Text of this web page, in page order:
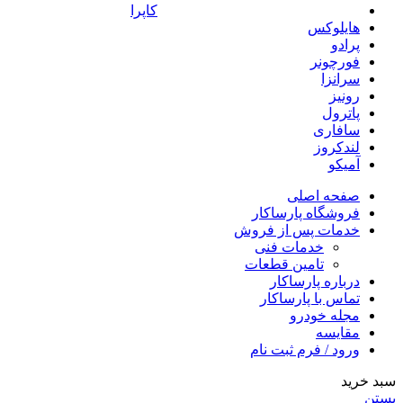
کاپرا
هایلوکس
پرادو
فورچونر
سرانزا
رونیز
پاترول
سافاری
لندکروز
آمیکو
صفحه اصلی
فروشگاه پارساکار
خدمات پس از فروش
خدمات فنی
تامین قطعات
درباره پارساکار
تماس با پارساکار
مجله خودرو
مقایسه
ورود / فرم ثبت نام
سبد خرید
بستن